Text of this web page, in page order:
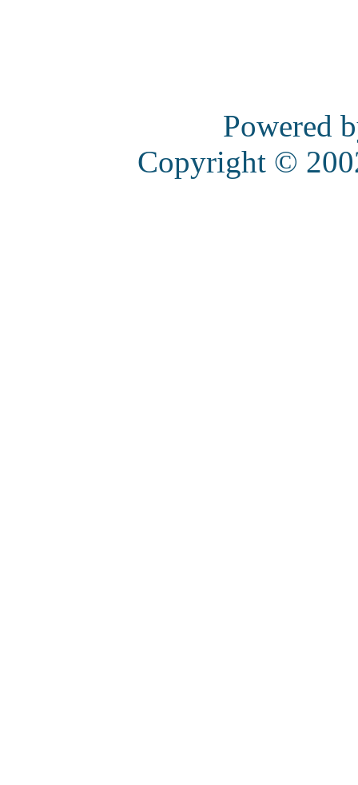
Powered
Copyright ©